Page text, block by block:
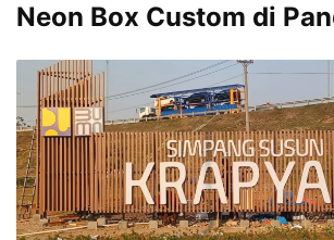
Neon Box Custom di